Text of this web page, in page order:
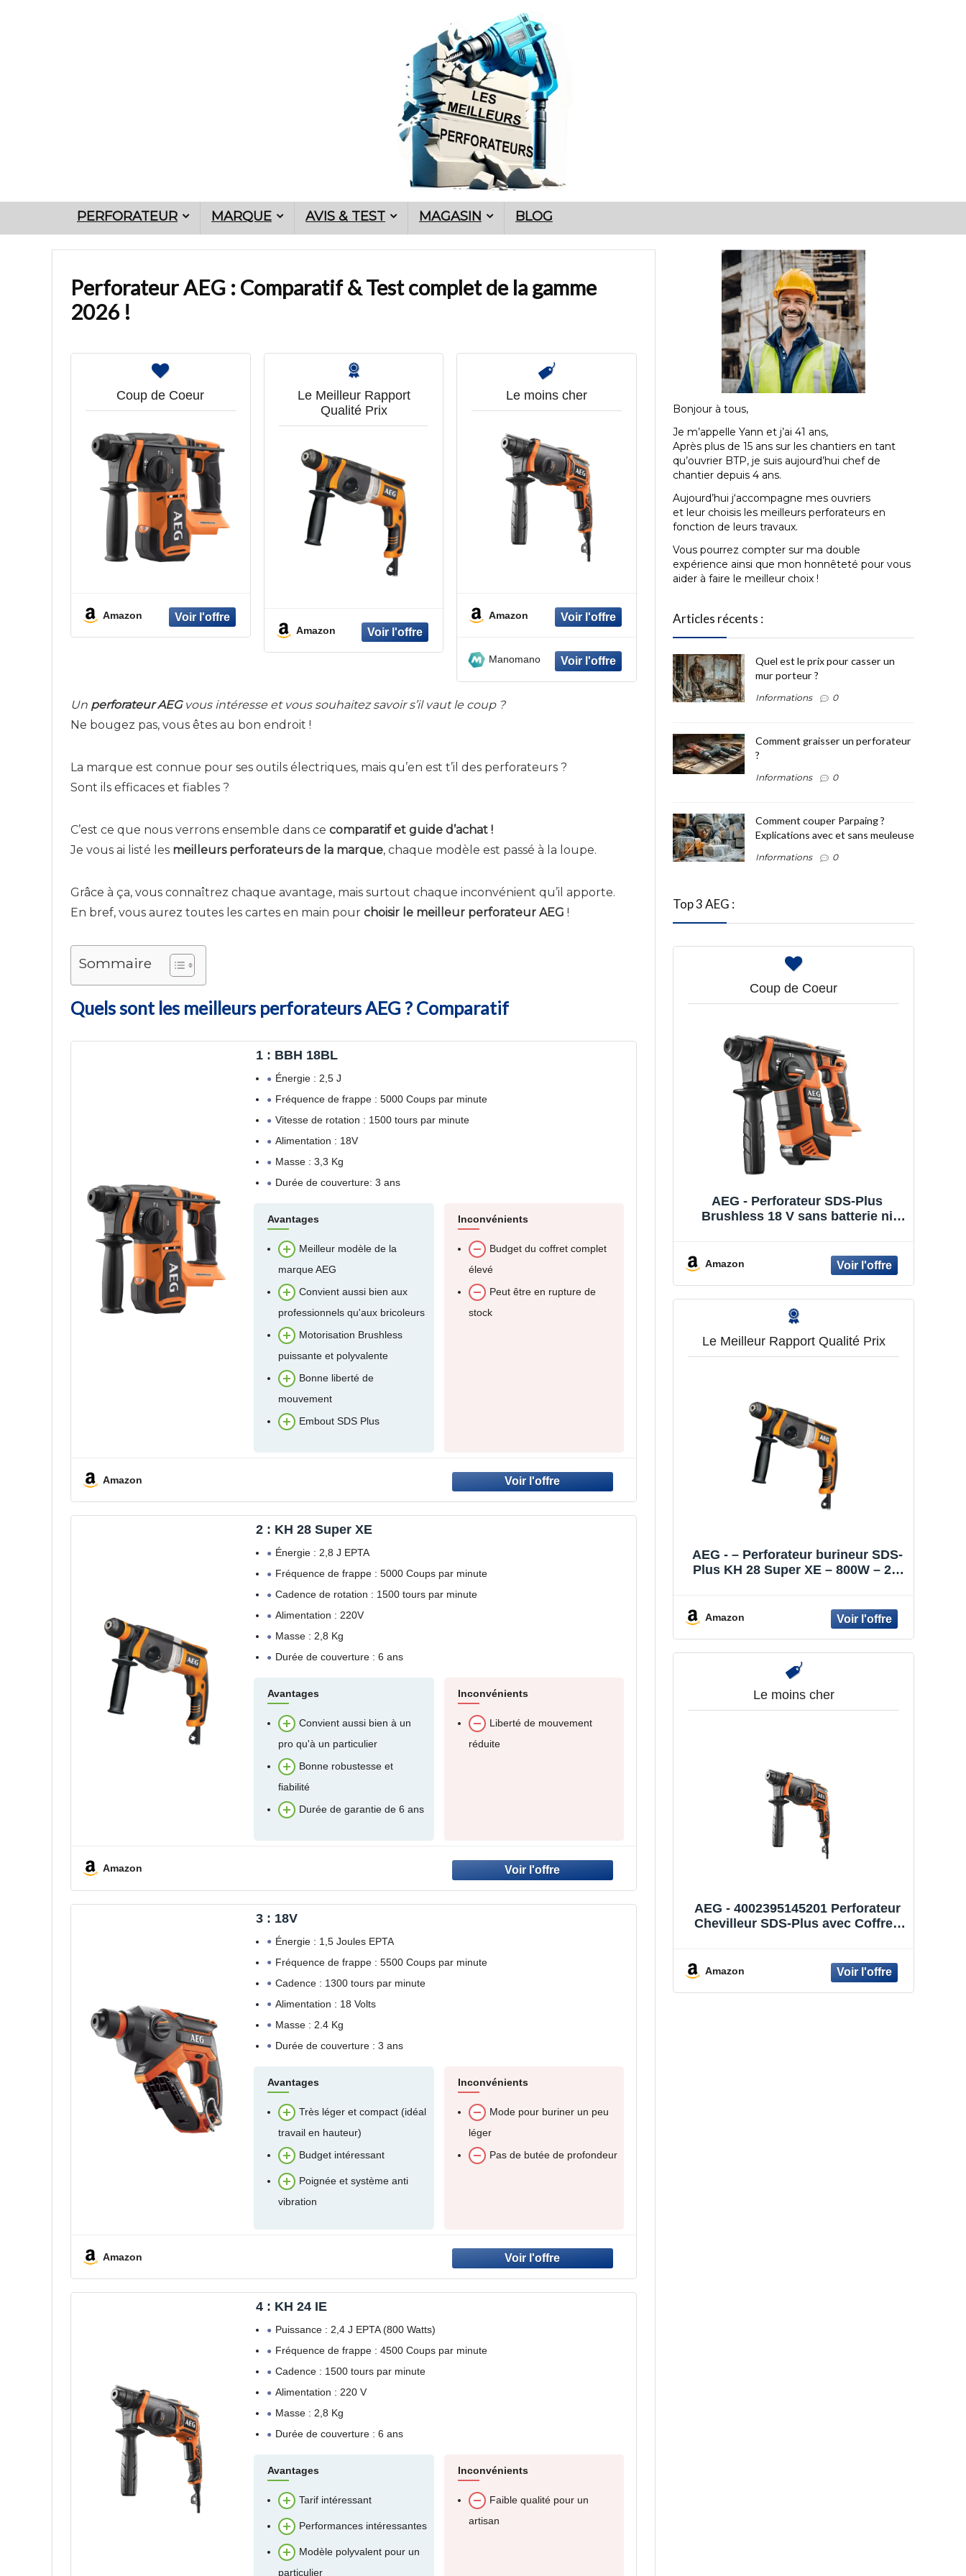
PERFORATEUR MARQUE AVIS & TEST MAGASIN BLOG
Perforateur AEG : Comparatif & Test complet de la gamme
2026 !
Coup de Coeur
Amazon
Le Meilleur Rapport
Qualité Prix
Amazon
Le moins cher
Amazon
Manomano
Un perforateur AEGvous intéresse et vous souhaitez savoir s’il vaut le coup ?
Ne bougez pas, vous êtes au bon endroit !
La marque est connue pour ses outils électriques, mais qu’en est t’il des perforateurs ?
Sont ils efficaces et fiables ?
C’est ce que nous verrons ensemble dans ce comparatif et guide d’achat !
Je vous ai listé les meilleurs perforateurs de la marque, chaque modèle est passé à la loupe.
Grâce à ça, vous connaîtrez chaque avantage, mais surtout chaque inconvénient qu’il apporte.
En bref, vous aurez toutes les cartes en main pour choisir le meilleur perforateur AEG !
Sommaire
Quels sont les meilleurs perforateurs AEG ? Comparatif
1 : BBH 18BL
Énergie : 2,5 J
Fréquence de frappe : 5000 Coups par minute
Vitesse de rotation : 1500 tours par minute
Alimentation : 18V
Masse : 3,3 Kg
Durée de couverture: 3 ans
Avantages
Meilleur modèle de la
marque AEG
Convient aussi bien aux
professionnels qu'aux bricoleurs
Motorisation Brushless
puissante et polyvalente
Bonne liberté de
mouvement
Embout SDS Plus
Inconvénients
Budget du coffret complet
élevé
Peut être en rupture de
stock
Amazon
2 : KH 28 Super XE
Énergie : 2,8 J EPTA
Fréquence de frappe : 5000 Coups par minute
Cadence de rotation : 1500 tours par minute
Alimentation : 220V
Masse : 2,8 Kg
Durée de couverture : 6 ans
Avantages
Convient aussi bien à un
pro qu'à un particulier
Bonne robustesse et
fiabilité
Durée de garantie de 6 ans
Inconvénients
Liberté de mouvement
réduite
Amazon
3 : 18V
Énergie : 1,5 Joules EPTA
Fréquence de frappe : 5500 Coups par minute
Cadence : 1300 tours par minute
Alimentation : 18 Volts
Masse : 2.4 Kg
Durée de couverture : 3 ans
Avantages
Très léger et compact (idéal
travail en hauteur)
Budget intéressant
Poignée et système anti
vibration
Inconvénients
Mode pour buriner un peu
léger
Pas de butée de profondeur
Amazon
4 : KH 24 IE
Puissance : 2,4 J EPTA (800 Watts)
Fréquence de frappe : 4500 Coups par minute
Cadence : 1500 tours par minute
Alimentation : 220 V
Masse : 2,8 Kg
Durée de couverture : 6 ans
Avantages
Tarif intéressant
Performances intéressantes
Modèle polyvalent pour un
particulier
Inconvénients
Faible qualité pour un
artisan
Bonjour à tous,
Je m’appelle Yann et j’ai 41 ans,
Après plus de 15 ans sur les chantiers en tant
qu’ouvrier BTP, je suis aujourd’hui chef de
chantier depuis 4 ans.
Aujourd’hui j‘accompagne mes ouvriers
et leur choisis les meilleurs perforateurs en
fonction de leurs travaux.
Vous pourrez compter sur ma double
expérience ainsi que mon honnêteté pour vous
aider à faire le meilleur choix !
Articles récents :
Quel est le prix pour casser un
mur porteur ?
Informations 0
Comment graisser un perforateur
?
Informations 0
Comment couper Parpaing ?
Explications avec et sans meuleuse
Informations 0
Top 3 AEG :
Coup de Coeur
AEG - Perforateur SDS-Plus
Brushless 18 V sans batterie ni
Amazon
Le Meilleur Rapport Qualité Prix
AEG - – Perforateur burineur SDS-
Plus KH 28 Super XE – 800W – 2,7
frappe – Mandrin interchangeable –
Coffret de transport inclus
Amazon
Le moins cher
AEG - 4002395145201 Perforateur
Chevilleur SDS-Plus avec Coffret,
Amazon